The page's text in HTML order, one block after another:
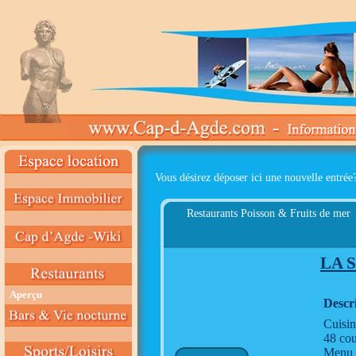
Aperçu
Vous désirez déposer ici une nouvelle
Restaurants Poisson & Fruits de mer
LA
48
Menu